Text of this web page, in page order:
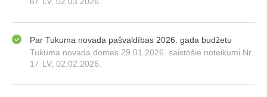
Par Tukuma novada pašvaldības 2026. gada budžetu
Tukuma novada domes 29.01.2026. saistošie noteikumi Nr.
1 / LV, 02.02.2026.